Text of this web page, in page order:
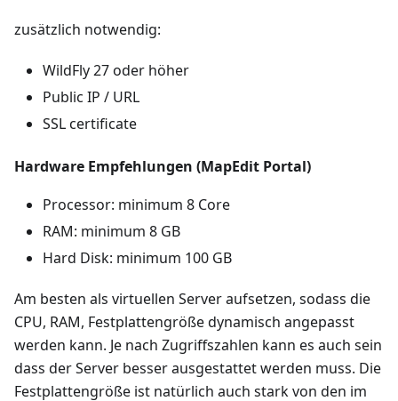
zusätzlich notwendig:
WildFly 27 oder höher
Public IP / URL
SSL certificate
Hardware Empfehlungen (MapEdit Portal)
Processor: minimum 8 Core
RAM: minimum 8 GB
Hard Disk: minimum 100 GB
Am besten als virtuellen Server aufsetzen, sodass die
CPU, RAM, Festplattengröße dynamisch angepasst
werden kann. Je nach Zugriffszahlen kann es auch sein
dass der Server besser ausgestattet werden muss. Die
Festplattengröße ist natürlich auch stark von den im